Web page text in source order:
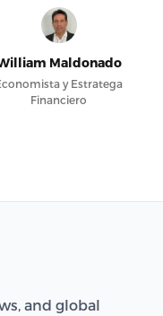
Maldonado
y Estratega
Financiero
and global